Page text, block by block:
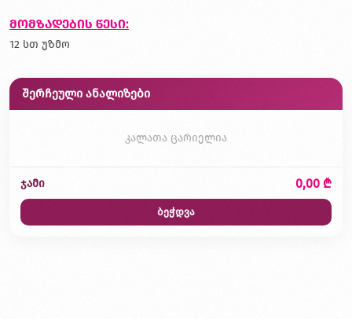
მომზადების წესი:
12 სთ უზმო
შერჩეული ანალიზები
კალათა ცარიელია
ჯამი 0,00 ₾
ბეჭდვა